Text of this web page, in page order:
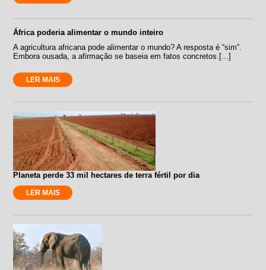
África poderia alimentar o mundo inteiro
A agricultura africana pode alimentar o mundo? A resposta é “sim”.
Embora ousada, a afirmação se baseia em fatos concretos.[...]
LER MAIS
Planeta perde 33 mil hectares de terra fértil por dia
LER MAIS